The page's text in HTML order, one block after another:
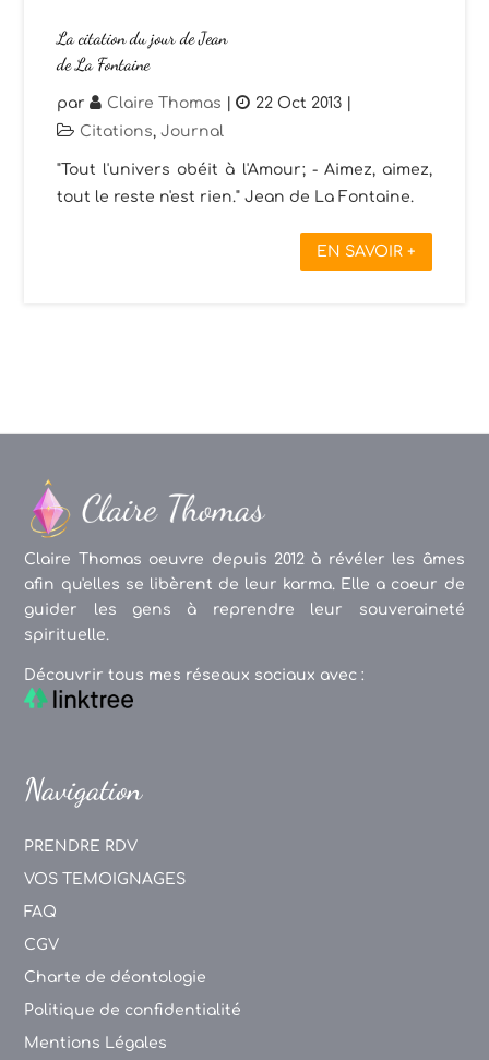
La citation du jour de Jean
de La Fontaine
par Claire Thomas | 22 Oct 2013 |
Citations,Journal
"Tout l'univers obéit à l'Amour; - Aimez, aimez,
tout le reste n'est rien." Jean de La Fontaine.
EN SAVOIR +
Claire Thomas oeuvre depuis 2012 à révéler les âmes
afin qu'elles se libèrent de leur karma. Elle a coeur de
guider les gens à reprendre leur souveraineté
spirituelle.
Découvrir tous mes réseaux sociaux avec :
Navigation
PRENDRE RDV
VOS TEMOIGNAGES
FAQ
CGV
Charte de déontologie
Politique de confidentialité
Mentions Légales